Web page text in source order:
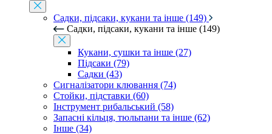
Садки, підсаки, кукани та інше (149)
Садки, підсаки, кукани та інше (149)
Кукани, сушки та інше (27)
Підсаки (79)
Садки (43)
Сигналізатори клювання (74)
Стойки, підставки (60)
Інструмент рибальський (58)
Запасні кільця, тюльпани та інше (62)
Інше (34)